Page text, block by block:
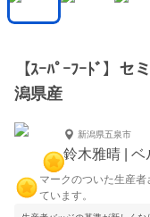
【ｽｰﾊﾟｰﾌｰﾄﾞ】セ
潟県産
新潟県五泉市
鈴木雅晴 | ベ
マークのついた生産
ています。